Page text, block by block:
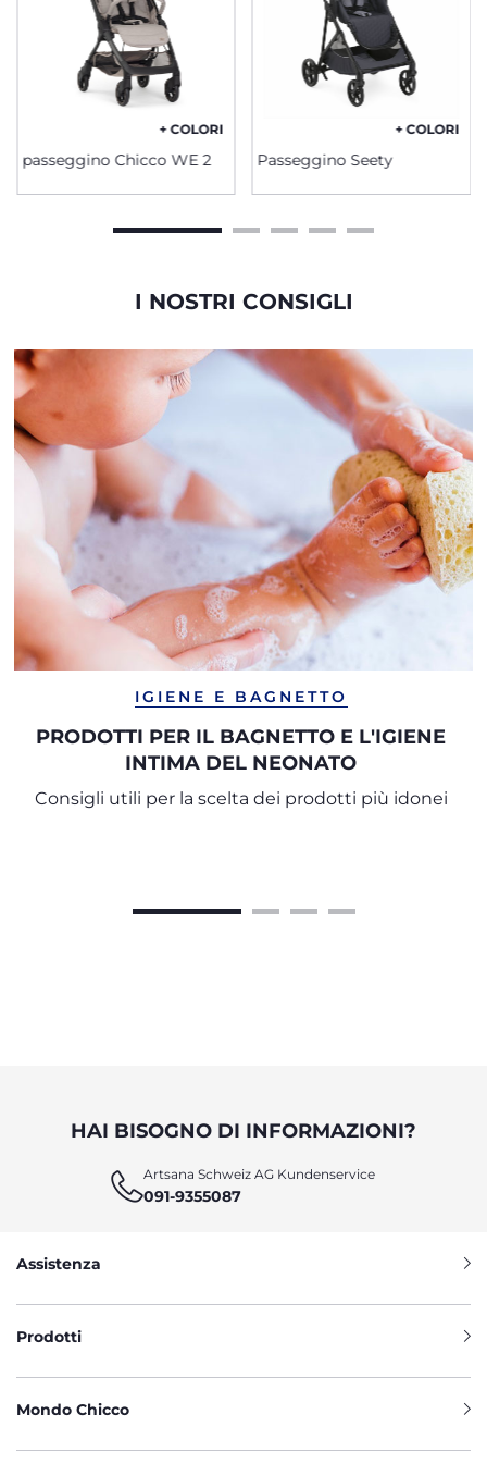
+ COLORI
passeggino Chicco WE 2
+ COLORI
Passeggino Seety
I NOSTRI CONSIGLI
IGIENE E BAGNETTO
PRODOTTI PER IL BAGNETTO E L'IGIENE
INTIMA DEL NEONATO
Consigli utili per la scelta dei prodotti più idonei
HAI BISOGNO DI INFORMAZIONI?
Artsana Schweiz AG Kundenservice
091-9355087
Assistenza
Prodotti
Mondo Chicco